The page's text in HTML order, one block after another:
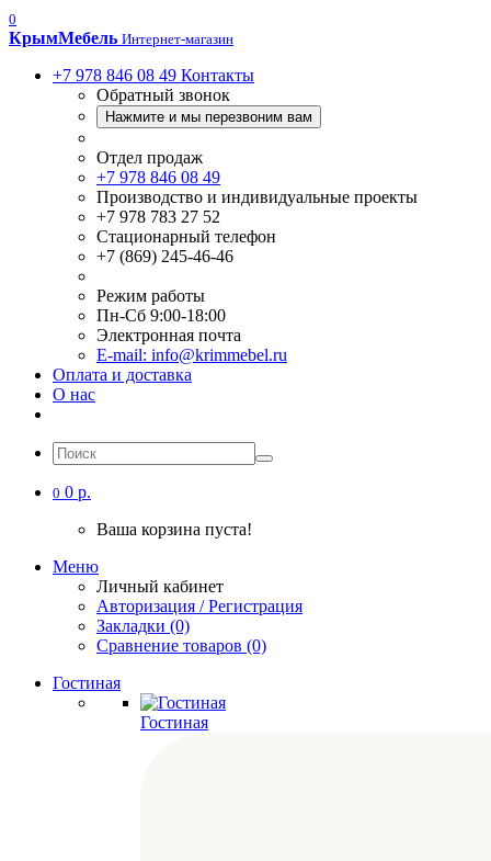
0
КрымМебель Интернет-магазин
+7 978 846 08 49 Контакты
Обратный звонок
Нажмите и мы перезвоним вам
Отдел продаж
+7 978 846 08 49
Производство и индивидуальные проекты
+7 978 783 27 52
Стационарный телефон
+7 (869) 245-46-46
Режим работы
Пн-Сб 9:00-18:00
Электронная почта
E-mail: info@krimmebel.ru
Оплата и доставка
О нас
0 0 р.
Ваша корзина пуста!
Меню
Личный кабинет
Авторизация / Регистрация
Закладки (0)
Сравнение товаров (0)
Гостиная
Гостиная